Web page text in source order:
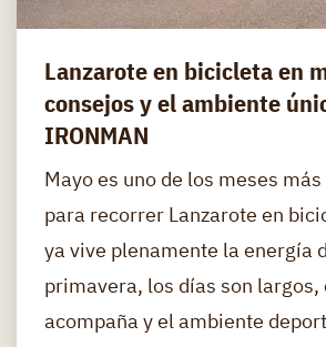
Lanzarote en bicicleta en
consejos y el ambiente
IRONMAN
Mayo es uno de los meses
para recorrer Lanzarote en
ya vive plenamente la energía
primavera, los días son largos,
acompaña y el ambiente